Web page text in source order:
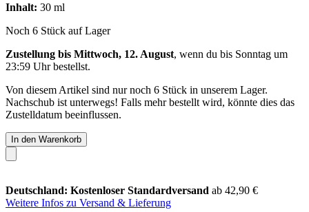
Inhalt: 30 ml
Noch 6 Stück auf Lager
Zustellung bis Mittwoch, 12. August, wenn du bis Sonntag um
23:59 Uhrbestellst.
Von diesem Artikel sind nur noch 6 Stück in unserem Lager.
Nachschub ist unterwegs! Falls mehr bestellt wird, könnte dies das
Zustelldatum beeinflussen.
In den Warenkorb
Deutschland: Kostenloser Standardversand ab 42,90 €
Weitere Infos zu Versand & Lieferung